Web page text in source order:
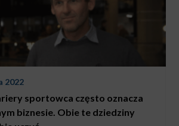
2022
sportowca często oznacza
biznesie. Obie te dziedziny